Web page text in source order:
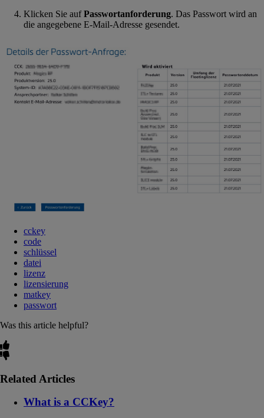
Klicken Sie aufPasswortanforderung. Das Passwort wird an
die angegebene E-Mail-Adresse gesendet.
cckey
code
schlüssel
datei
lizenz
lizensierung
matkey
passwort
Was this article helpful?
Related Articles
What is a CCKey?